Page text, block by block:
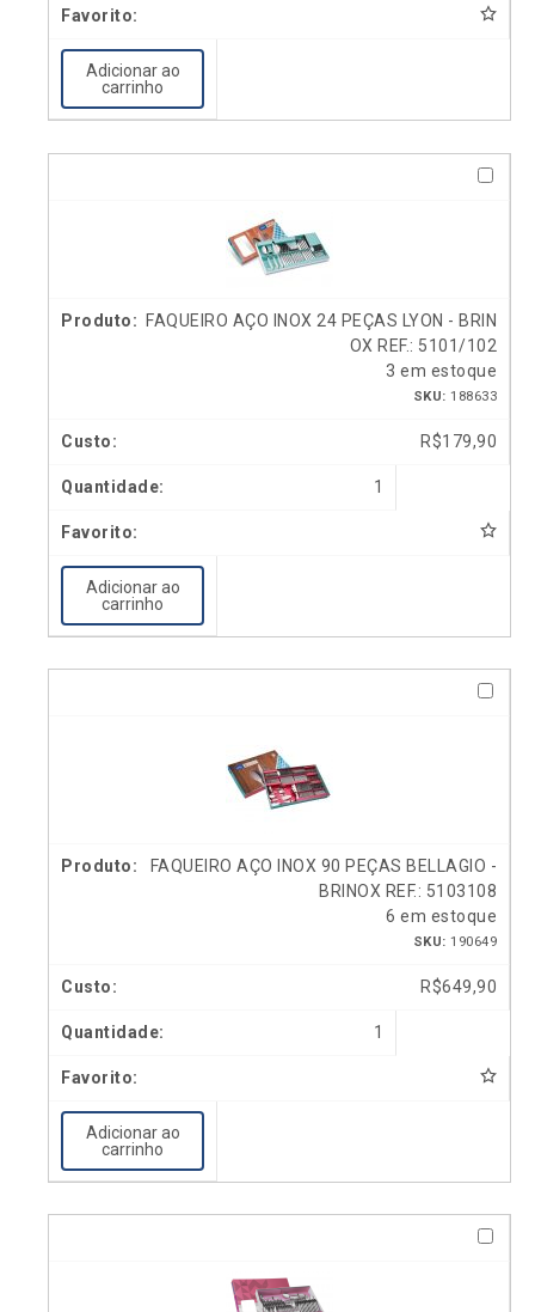
Adicionar ao
carrinho
FAQUEIRO AÇO INOX 24 PEÇAS LYON - BRIN
OX REF.: 5101/102
3 em estoque
SKU: 188633
R$179,90
1
Adicionar ao
carrinho
FAQUEIRO AÇO INOX 90 PEÇAS BELLAGIO -
BRINOX REF.: 5103108
6 em estoque
SKU: 190649
R$649,90
1
Adicionar ao
carrinho